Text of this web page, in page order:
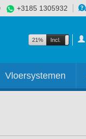
+3185 1305932
21% Incl. Excl.
Vloersystemen